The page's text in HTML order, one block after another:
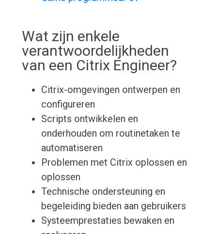
Wat zijn enkele
verantwoordelijkheden
van een Citrix Engineer?
Citrix-omgevingen ontwerpen en
configureren
Scripts ontwikkelen en
onderhouden om routinetaken te
automatiseren
Problemen met Citrix oplossen en
oplossen
Technische ondersteuning en
begeleiding bieden aan gebruikers
Systeemprestaties bewaken en